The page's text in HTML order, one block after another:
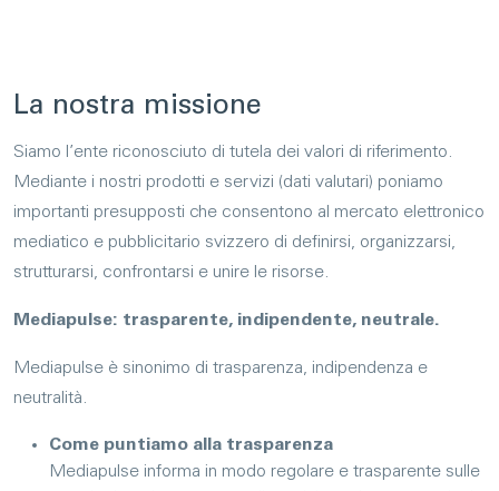
La nos­tra mis­sione
Siamo l’ente riconosciuto di tutela dei valori di riferimento.
Mediante i nostri prodotti e servizi (dati valutari) poniamo
importanti presupposti che consentono al mercato elettronico
mediatico e pubblicitario svizzero di definirsi, organizzarsi,
strutturarsi, confrontarsi e unire le risorse.
Mediapulse: trasparente, indipendente, neutrale.
Mediapulse è sinonimo di trasparenza, indipendenza e
neutralità.
Come puntiamo alla trasparenza
Mediapulse informa in modo regolare e trasparente sulle